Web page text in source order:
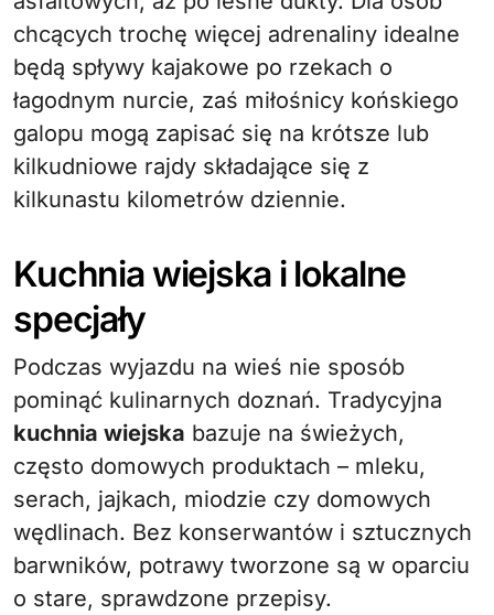
chcących trochę więcej adrenaliny idealne
będą spływy kajakowe po rzekach o
łagodnym nurcie, zaś miłośnicy końskiego
galopu mogą zapisać się na krótsze lub
kilkudniowe rajdy składające się z
kilkunastu kilometrów dziennie.
Kuchnia wiejska i lokalne
specjały
Podczas wyjazdu na wieś nie sposób
pominąć kulinarnych doznań. Tradycyjna
kuchnia wiejska bazuje na świeżych,
często domowych produktach – mleku,
serach, jajkach, miodzie czy domowych
wędlinach. Bez konserwantów i sztucznych
barwników, potrawy tworzone są w oparciu
o stare, sprawdzone przepisy.